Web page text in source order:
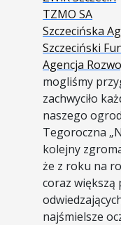
TZMO SA
Szczecińska
Szczeciński
Agencja
mogliśmy
zachwyciło
naszego
Tegoroczna
kolejny
że z roku na
coraz większą
najśmielsze